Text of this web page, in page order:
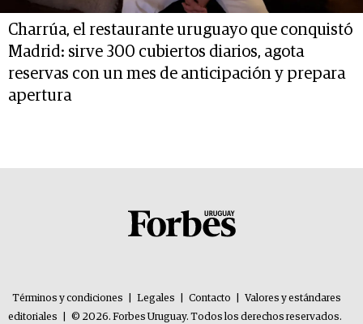
Charrúa, el restaurante uruguayo que conquistó
Madrid: sirve 300 cubiertos diarios, agota
reservas con un mes de anticipación y prepara
apertura
Términos y condiciones Legales Contacto
Valores y estándares
editoriales
© 2026. Forbes Uruguay. Todos los derechos reservados.